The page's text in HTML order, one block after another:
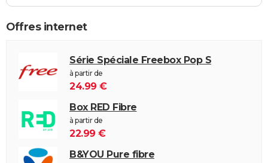
Offres internet
Série Spéciale Freebox Pop S
à partir de
24.99 €
Box RED Fibre
à partir de
22.99 €
B&YOU Pure fibre